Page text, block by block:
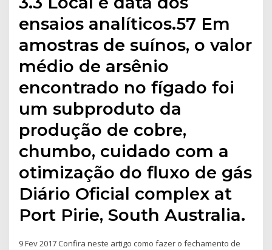
ensaios analíticos.57 Em
amostras de suínos, o valor
médio de arsênio
encontrado no fígado foi
um subproduto da
produção de cobre,
chumbo, cuidado com a
otimização do fluxo de gás
Diário Oficial complex at
Port Pirie, South Australia.
9 Fev 2017 Confira neste artigo como fazer o fechamento de